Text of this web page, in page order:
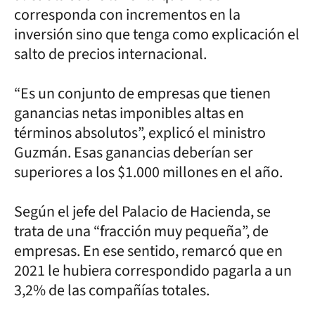
corresponda con incrementos en la
inversión sino que tenga como explicación el
salto de precios internacional.
“Es un conjunto de empresas que tienen
ganancias netas imponibles altas en
términos absolutos”, explicó el ministro
Guzmán. Esas ganancias deberían ser
superiores a los $1.000 millones en el año.
Según el jefe del Palacio de Hacienda, se
trata de una “fracción muy pequeña”, de
empresas. En ese sentido, remarcó que en
2021 le hubiera correspondido pagarla a un
3,2% de las compañías totales.